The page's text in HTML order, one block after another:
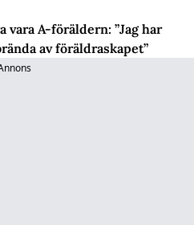
vara A-föräldern: ”Jag har
av föräldraskapet”